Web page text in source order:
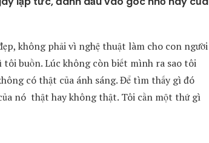
không phải vì nghệ thuật làm cho con người
tôi buồn. Lúc không còn biết mình ra sao tôi
có thật của ánh sáng. Để tìm thấy gì đó
nó thật hay không thật. Tôi cần một thứ gì